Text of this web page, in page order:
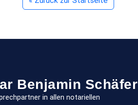
Benjamin Schäfer
in allen notariellen